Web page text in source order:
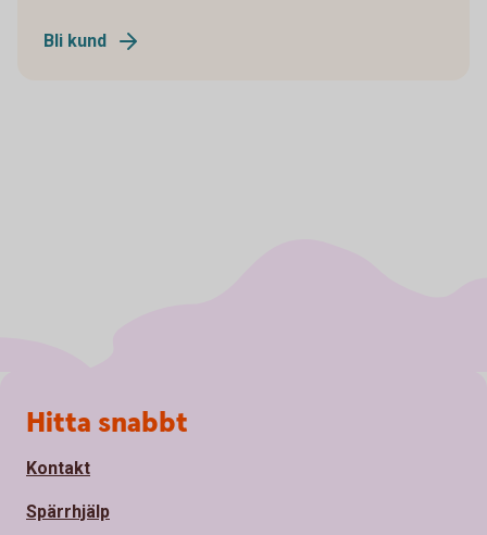
Bli kund
Sidfot
Hitta snabbt
Kontakt
Spärrhjälp